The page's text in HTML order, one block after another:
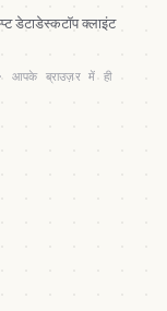
डेटाडेस्कटॉप क्लाइंट
आपके ब्राउज़र में ही